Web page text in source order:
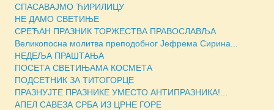
СПАСАВАЈМО ЋИРИЛИЦУ
НЕ ДАМО СВЕТИЊЕ
СРЕЋАН ПРАЗНИК ТОРЖЕСТВА ПРАВОСЛАВЉА
Великопосна молитва преподобног Јефрема Сирина...
НЕДЕЉА ПРАШТАЊА
ПОСЕТА СВЕТИЊАМА КОСМЕТА
ПОДСЕТНИК ЗА ТИТОГОРЦЕ
ПРАЗНУЈТЕ ПРАЗНИКЕ УМЕСТО АНТИПРАЗНИКА!...
АПЕЛ САВЕЗА СРБА ИЗ ЦРНЕ ГОРЕ